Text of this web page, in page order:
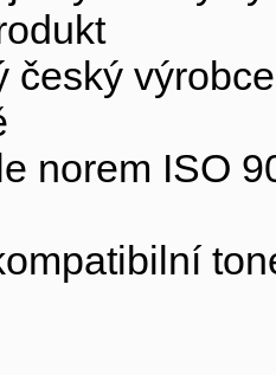
český
norem ISO